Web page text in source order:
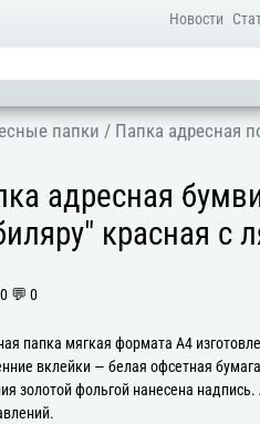
Новости
папки / Папка адресная
адресная
красная с
💬 0
папка мягкая формата А4
вклейки — белая офсетная
золотой фольгой нанесена